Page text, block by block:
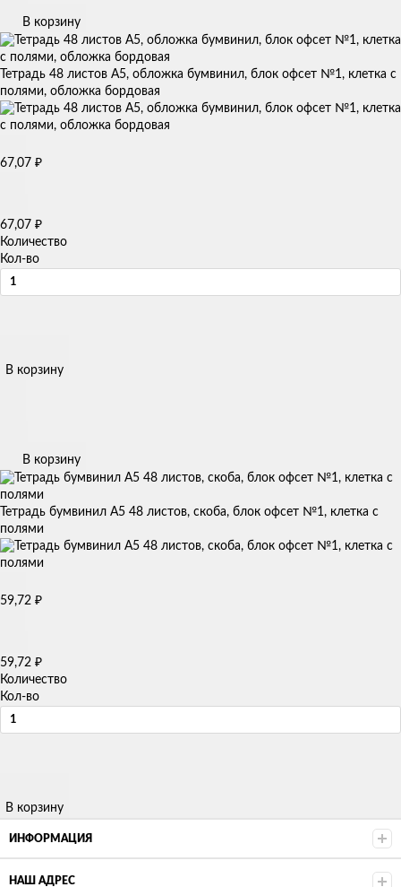
В корзину
Тетрадь 48 листов А5, обложка бумвинил, блок офсет №1, клетка с
полями, обложка бордовая
67,07 ₽
67,07 ₽
Количество
Кол-во
В корзину
В корзину
Тетрадь бумвинил А5 48 листов, скоба, блок офсет №1, клетка с
полями
59,72 ₽
59,72 ₽
Количество
Кол-во
В корзину
ИНФОРМАЦИЯ
НАШ АДРЕС